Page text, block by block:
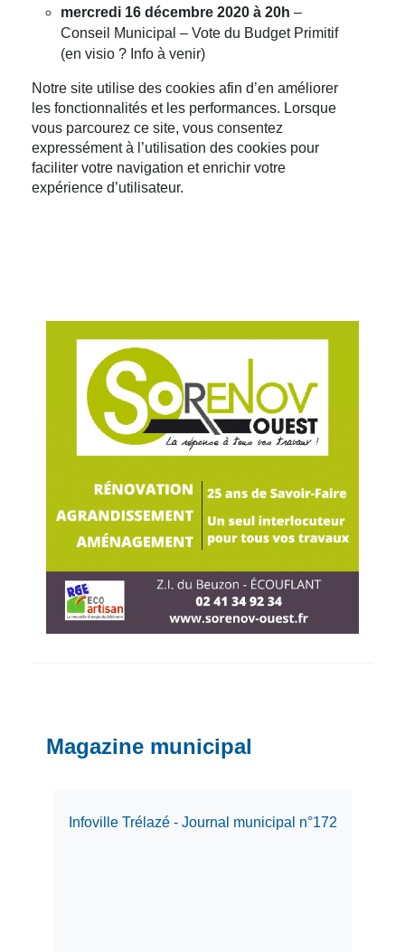
mercredi 16 décembre 2020 à 20h –
Conseil Municipal – Vote du Budget Primitif
(en visio ? Info à venir)
Notre site utilise des cookies afin d’en améliorer
les fonctionnalités et les performances. Lorsque
vous parcourez ce site, vous consentez
expressément à l’utilisation des cookies pour
faciliter votre navigation et enrichir votre
expérience d’utilisateur.
Magazine municipal
Infoville Trélazé - Journal municipal n°172